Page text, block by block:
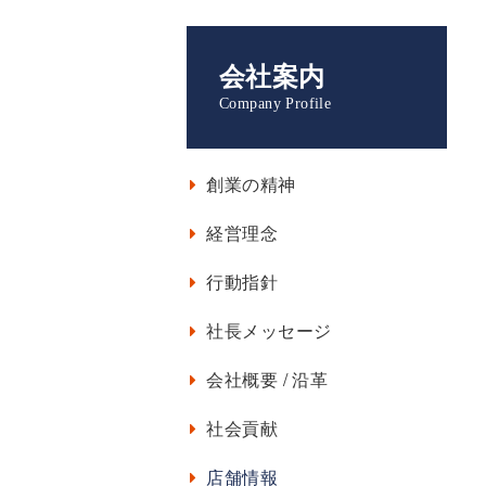
会社案内
Company Profile
創業の精神
経営理念
行動指針
社長メッセージ
会社概要 / 沿革
社会貢献
店舗情報